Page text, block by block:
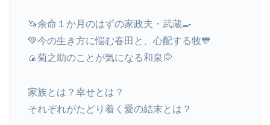
🦄余命１か月のはずの家政夫・武蔵🍳
💚今の生き方に悩む春田と、心配する牧💙
🍙菊之助のことが気になる和泉💭
家族とは？幸せとは？
それぞれがたどり着く愛の結末とは？